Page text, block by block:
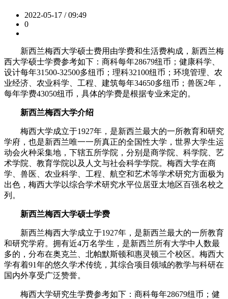
2022-05-17 / 09:49
0
新西兰梅西大学硕士费用由学费和生活费构成，新西兰梅
西大学硕士学费参考如下：商科每年28679纽币；健康科学、
设计每年31500-32500多纽币；理科32100纽币；环境管理、农
业经济、农业科学、工程、建筑每年34650多纽币；兽医2年，
每年学费43050纽币，具体的学费是根据专业来定的。
新西兰梅西大学介绍
梅西大学成立于1927年，是新西兰最大的一所教育和研究
学府，也是新西兰唯一一所真正的全国性大学，世界大学生运
动会火种采集地，下辖五所学院，分别是商学院、科学院、艺
术学院、教育学院以及人文与社会科学学院。梅西大学在商
学、兽医、农业科学、工程、航空和艺术等学术研究方面极为
出色，梅西大学以综合学术研究水平位居亚太地区百强名校之
列。
新西兰梅西大学硕士学费
新西兰梅西大学成立于1927年，是新西兰最大的一所教育
和研究学府。拥有近4万名学生，是新西兰所有大学中人数最
多的，分布在奥克兰、北帕默斯顿和惠灵顿三个校区。梅西大
学有着91年的悠久学术传统，其综合项目领域的教学与科研在
国内外享受广泛赞誉。
梅西大学研究生学费参考如下：商科每年28679纽币；健